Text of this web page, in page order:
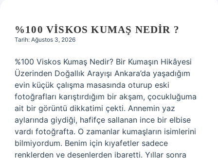
%100 VISKOS KUMAŞ NEDIR ?
Tarih: Ağustos 3, 2026
%100 Viskos Kumaş Nedir? Bir Kumaşın Hikâyesi
Üzerinden Doğallık Arayışı Ankara’da yaşadığım
evin küçük çalışma masasında oturup eski
fotoğrafları karıştırdığım bir akşam, çocukluğuma
ait bir görüntü dikkatimi çekti. Annemin yaz
aylarında giydiği, hafifçe sallanan ince bir elbise
vardı fotoğrafta. O zamanlar kumaşların isimlerini
bilmiyordum. Benim için kıyafetler sadece
renklerden ve desenlerden ibaretti. Yıllar sonra